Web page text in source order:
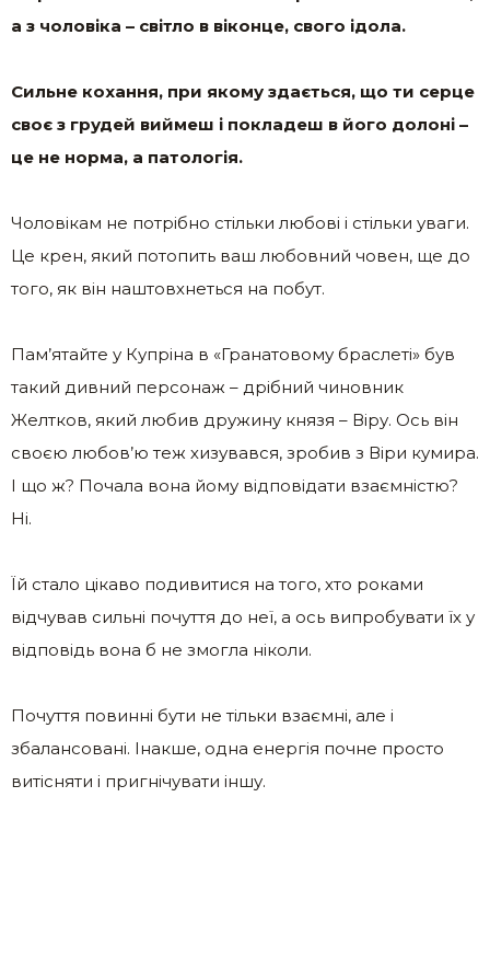
а з чоловіка – світло в віконце, свого ідола.
Сильне кохання, при якому здається, що ти серце
своє з грудей виймеш і покладеш в його долоні –
це не норма, а патологія.
Чоловікам не потрібно стільки любові і стільки уваги.
Це крен, який потопить ваш любовний човен, ще до
того, як він наштовхнеться на побут.
Пам’ятайте у Купріна в «Гранатовому браслеті» був
такий дивний персонаж – дрібний чиновник
Желтков, який любив дружину князя – Віру. Ось він
своєю любов’ю теж хизувався, зробив з Віри кумира.
І що ж? Почала вона йому відповідати взаємністю?
Ні.
Їй стало цікаво подивитися на того, хто роками
відчував сильні почуття до неї, а ось випробувати їх у
відповідь вона б не змогла ніколи.
Почуття повинні бути не тільки взаємні, але і
збалансовані. Інакше, одна енергія почне просто
витісняти і пригнічувати іншу.